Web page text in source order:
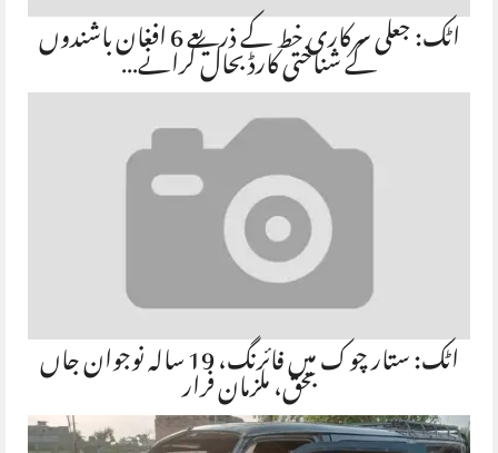
اٹک: جعلی سرکاری خط کے ذریعے 6 افغان باشندوںکے شناختی کارڈ بحال کرانے…
اٹک: ستار چوک میں فائرنگ، 19 سالہ نوجوان جاںبحق، ملزمان فرار